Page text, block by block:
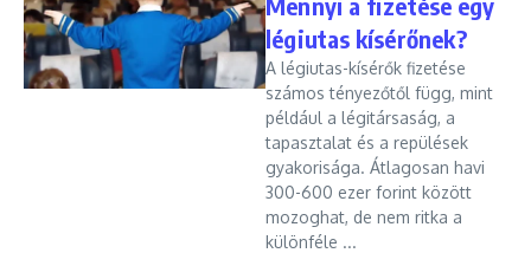
légiutas kísérőnek?
A légiutas-kísérők fizetése
számos tényezőtől függ, mint
például a légitársaság, a
tapasztalat és a repülések
gyakorisága. Átlagosan havi
300-600 ezer forint között
mozoghat, de nem ritka a
különféle ...